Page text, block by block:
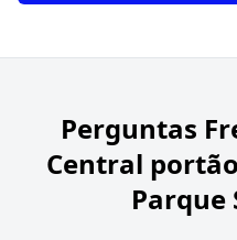
Perguntas
Central
Parque